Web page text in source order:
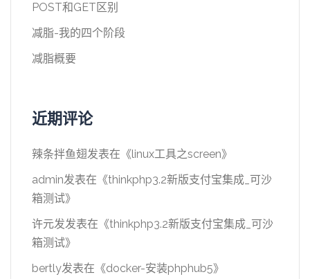
POST和GET区别
减脂-我的四个阶段
减脂概要
近期评论
辣条拌鱼翅发表在《linux工具之screen》
admin发表在《thinkphp3.2新版支付宝集成_可沙
箱测试》
许元发发表在《thinkphp3.2新版支付宝集成_可沙
箱测试》
bertly发表在《docker-安装phphub5》